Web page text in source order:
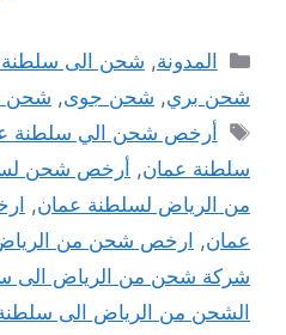
التصنيفات
المدونة, شحن الى
شحن بري, شحن جوى, شحن
الوسوم
أرخص شحن الي سلطنة
سلطنة عمان, أرخص شحن
من الرياض لسلطنة عمان,
عمان, ارخص شحن من
شركة شحن من الرياض الى
الشحن من الرياض الى